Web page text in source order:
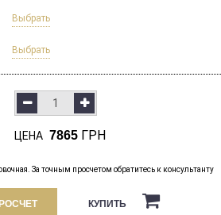
Выбрать
Выбрать
ЦЕНА 7865 ГРН
За точным просчетом обратитесь к консультанту
КУПИТЬ